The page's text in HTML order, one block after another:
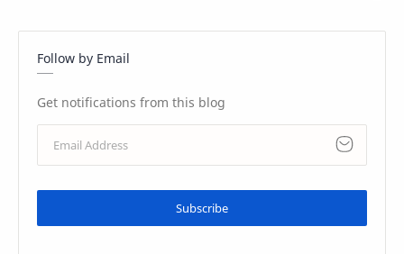
Follow by Email
Get notifications from this blog
Subscribe